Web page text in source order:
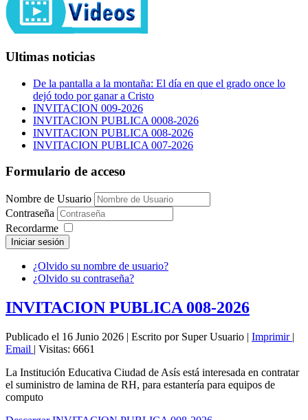
Ultimas noticias
De la pantalla a la montaña: El día en que el grado once lo
dejó todo por ganar a Cristo
INVITACION 009-2026
INVITACION PUBLICA 0008-2026
INVITACION PUBLICA 008-2026
INVITACION PUBLICA 007-2026
Formulario de acceso
Nombre de Usuario
Contraseña
Recordarme
Iniciar sesión
¿Olvido su nombre de usuario?
¿Olvido su contraseña?
INVITACION PUBLICA 008-2026
Publicado el 16 Junio 2026 | Escrito por Super Usuario | Imprimir |
Email | Visitas: 6661
La Institución Educativa Ciudad de Asís está interesada en contratar
el suministro de lamina de RH, para estantería para equipos de
computo